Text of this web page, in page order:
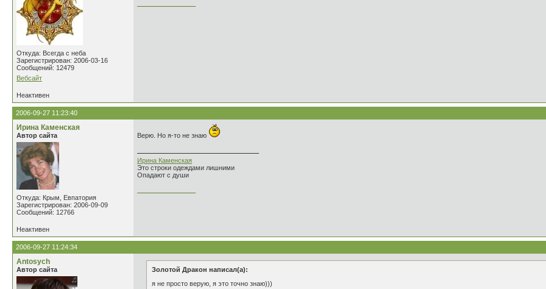
Откуда: Всегда с неба
Зарегистрирован: 2006-03-16
Сообщений: 12479
Вебсайт
Неактивен
2006-09-27 11:23:40
Ирина Каменская
Автор сайта
Откуда: Крым, Евпатория
Зарегистрирован: 2006-09-09
Сообщений: 12766
Верю. Но я-то не знаю
Ирина Каменская
Это строки одеждами лишними
Опадают с души
Неактивен
2006-09-27 11:24:34
Antosych
Автор сайта
Золотой Дракон написал(а):
я не просто верую, я это точно знаю)))